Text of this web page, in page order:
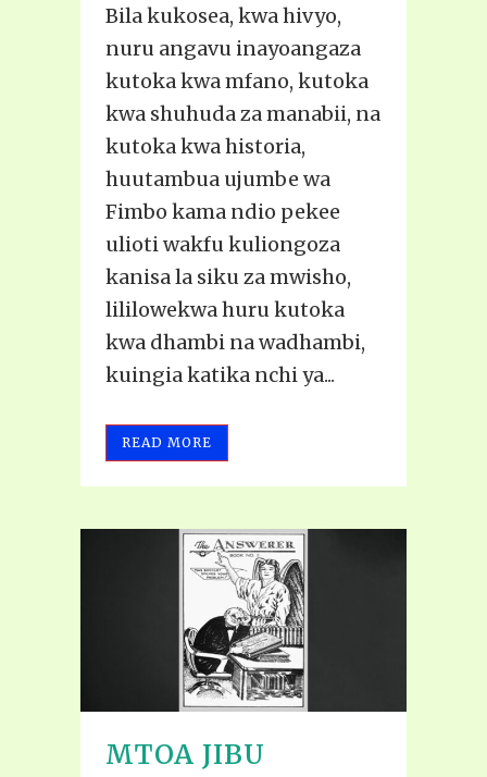
Bila kukosea, kwa hivyo,
nuru angavu inayoangaza
kutoka kwa mfano, kutoka
kwa shuhuda za manabii, na
kutoka kwa historia,
huutambua ujumbe wa
Fimbo kama ndio pekee
ulioti wakfu kuliongoza
kanisa la siku za mwisho,
lililowekwa huru kutoka
kwa dhambi na wadhambi,
kuingia katika nchi ya...
READ MORE
MTOA JIBU